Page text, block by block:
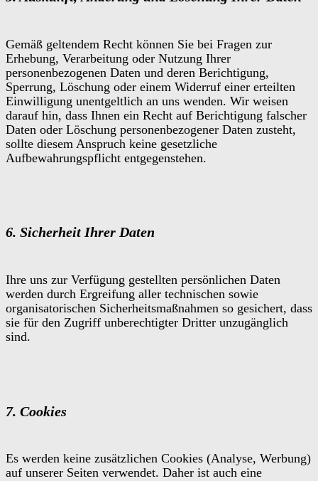
Gemäß geltendem Recht können Sie bei Fragen zur
Erhebung, Verarbeitung oder Nutzung Ihrer
personenbezogenen Daten und deren Berichtigung,
Sperrung, Löschung oder einem Widerruf einer erteilten
Einwilligung unentgeltlich an uns wenden. Wir weisen
darauf hin, dass Ihnen ein Recht auf Berichtigung falscher
Daten oder Löschung personenbezogener Daten zusteht,
sollte diesem Anspruch keine gesetzliche
Aufbewahrungspflicht entgegenstehen.
6. Sicherheit Ihrer Daten
Ihre uns zur Verfügung gestellten persönlichen Daten
werden durch Ergreifung aller technischen sowie
organisatorischen Sicherheitsmaßnahmen so gesichert, dass
sie für den Zugriff unberechtigter Dritter unzugänglich
sind.
7. Cookies
Es werden keine zusätzlichen Cookies (Analyse, Werbung)
auf unserer Seiten verwendet. Daher ist auch eine